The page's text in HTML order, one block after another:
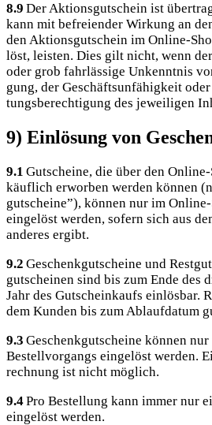
8.9 Der Akti­ons­gut­schein ist
kann mit befrei­en­der Wir­kung an
den Akti­ons­gut­schein im Online-
löst, leis­ten. Dies gilt nicht, wenn
oder grob fahr­läs­si­ge Unkennt­nis
gung, der Geschäfts­un­fä­hig­keit
tungs­be­rech­ti­gung des jewei­li­gen
9) Einlösung von
9.1 Gut­schei­ne, die über den
käuf­lich erwor­ben wer­den kön­nen
gut­schei­ne”), kön­nen nur im
ein­ge­löst wer­den, sofern sich aus
ande­res ergibt.
9.2 Geschenk­gut­schei­ne und
gut­schei­nen sind bis zum Ende des
Jahr des Gut­schein­kaufs ein­lös­bar.
dem Kun­den bis zum Ablauf­da­tum
9.3 Geschenk­gut­schei­ne kön­nen
Bestell­vor­gangs ein­ge­löst wer­den.
rech­nung ist nicht möglich.
9.4Pro Bestel­lung kann immer nur
ein­ge­löst werden.